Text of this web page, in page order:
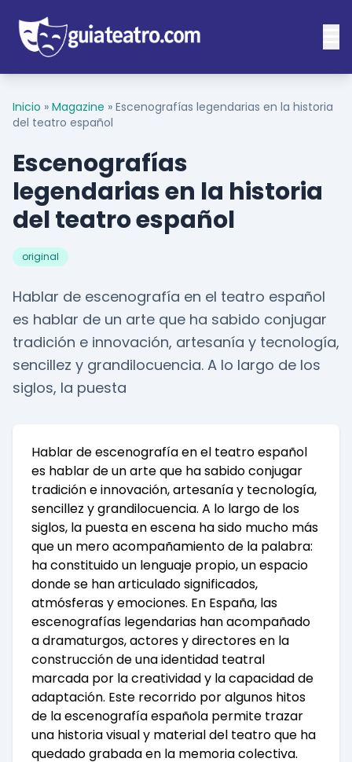
Inicio » Magazine » Escenografías legendarias en la historia
del teatro español
Escenografías
legendarias en la historia
del teatro español
original
Hablar de escenografía en el teatro español
es hablar de un arte que ha sabido conjugar
tradición e innovación, artesanía y tecnología,
sencillez y grandilocuencia. A lo largo de los
siglos, la puesta
Hablar de escenografía en el teatro español
es hablar de un arte que ha sabido conjugar
tradición e innovación, artesanía y tecnología,
sencillez y grandilocuencia. A lo largo de los
siglos, la puesta en escena ha sido mucho más
que un mero acompañamiento de la palabra:
ha constituido un lenguaje propio, un espacio
donde se han articulado significados,
atmósferas y emociones. En España, las
escenografías legendarias han acompañado
a dramaturgos, actores y directores en la
construcción de una identidad teatral
marcada por la creatividad y la capacidad de
adaptación. Este recorrido por algunos hitos
de la escenografía española permite trazar
una historia visual y material del teatro que ha
quedado grabada en la memoria colectiva.